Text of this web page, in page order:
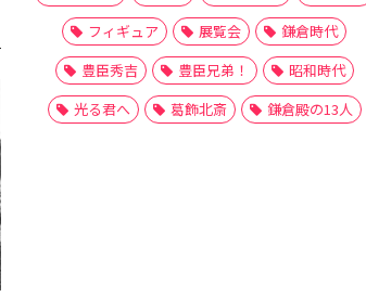
フィギュア
展覧会
鎌倉時代
豊臣秀吉
豊臣兄弟！
昭和時代
光る君へ
葛飾北斎 鎌倉殿の13人